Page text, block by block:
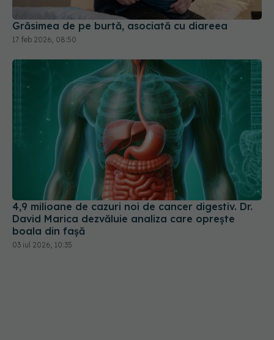
4,9 milioane de cazuri noi de cancer digestiv. Dr.
David Marica dezvăluie analiza care oprește
boala din fașă
03 iul 2026, 10:35